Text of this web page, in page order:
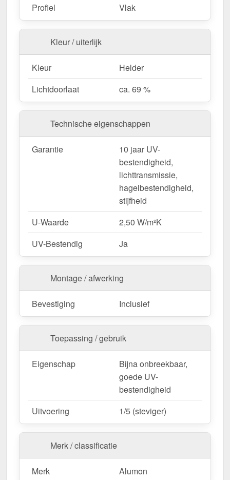
Fietsenstallingen & tuinconstructies
duurzaam.
Bestel nu uw Alumon lichtstraat | Type 1/5 –
Inclusief bevestiging en met 10 jaar UV-
bestendigheid, lichttransmissie,
hagelbestendigheid, stijfheid garantie!
Licht, sterk & duurzaam – perfect voor elk project!
Opgelet:Kopschotten optioneel te bestellen.
Wegens maatwerk / customisatie van herroepingsrecht uitgezonderd
Profiel Vlak
Kleur / uiterlijk
Kleur
Helder
Lichtdoorlaat
ca. 69 %
Technische eigenschappen
Garantie
10 jaar UV-
bestendigheid,
lichttransmissie,
hagelbestendigheid,
stijfheid
U-Waarde
2,50 W/m²K
UV-Bestendig
Ja
Montage / afwerking
Bevestiging Inclusief
Toepassing / gebruik
Eigenschap
Bijna onbreekbaar,
goede UV-
bestendigheid
Uitvoering
1/5 (steviger)
Merk / classificatie
Merk Alumon